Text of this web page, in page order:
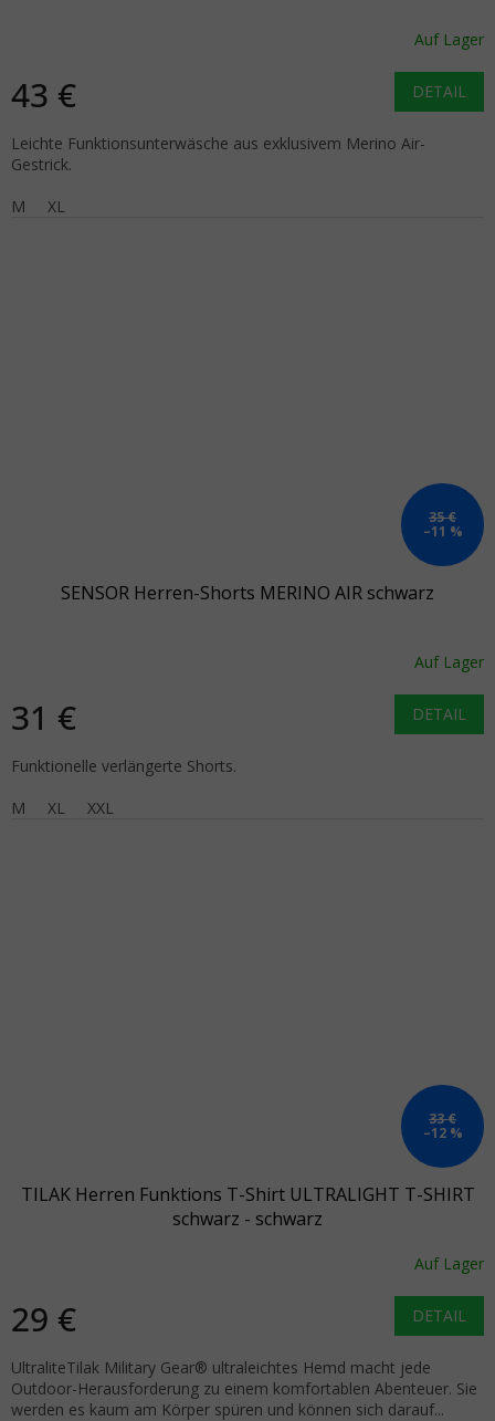
Auf Lager
43 € DETAIL
Leichte Funktionsunterwäsche aus exklusivem Merino Air-
Gestrick.
M
XL
35 €
–11 %
SENSOR Herren-Shorts MERINO AIR schwarz
Auf Lager
31 € DETAIL
Funktionelle verlängerte Shorts.
M
XL XXL
33 €
–12 %
TILAK Herren Funktions T-Shirt ULTRALIGHT T-SHIRT
schwarz - schwarz
Auf Lager
29 € DETAIL
UltraliteTilak Military Gear® ultraleichtes Hemd macht jede
Outdoor-Herausforderung zu einem komfortablen Abenteuer. Sie
werden es kaum am Körper spüren und können sich darauf...